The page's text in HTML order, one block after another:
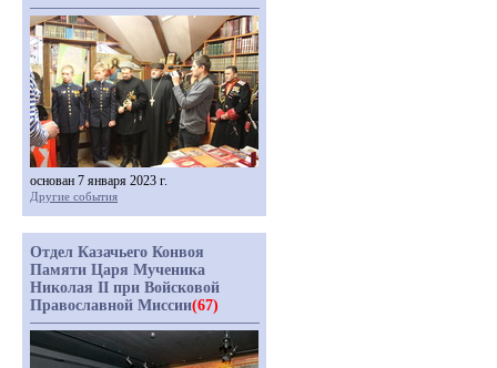
основан 7 января 2023 г.
Другие события
Отдел Казачьего Конвоя
Памяти Царя Мученика
Николая II при Войсковой
Православной Миссии(67)